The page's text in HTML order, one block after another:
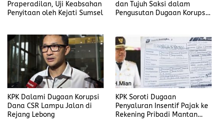
Praperadilan, Uji Keabsahan
Penyitaan oleh Kejati Sumsel
dan Tujuh Saksi dalam
Pengusutan Dugaan Korupsi
KPK Dalami Dugaan Korupsi
Dana CSR Lampu Jalan di
Rejang Lebong
KPK Soroti Dugaan
Penyaluran Insentif Pajak ke
Rekening Pribadi Mantan